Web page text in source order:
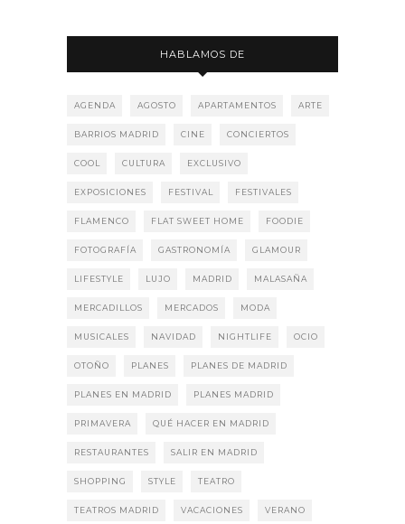
HABLAMOS DE
AGENDA AGOSTO APARTAMENTOS ARTE
BARRIOS MADRID CINE CONCIERTOS
COOL CULTURA EXCLUSIVO
EXPOSICIONES FESTIVAL FESTIVALES
FLAMENCO FLAT SWEET HOME FOODIE
FOTOGRAFÍA GASTRONOMÍA GLAMOUR
LIFESTYLE LUJO MADRID MALASAÑA
MERCADILLOS MERCADOS MODA
MUSICALES NAVIDAD NIGHTLIFE OCIO
OTOÑO PLANES PLANES DE MADRID
PLANES EN MADRID PLANES MADRID
PRIMAVERA QUÉ HACER EN MADRID
RESTAURANTES SALIR EN MADRID
SHOPPING STYLE TEATRO
TEATROS MADRID VACACIONES VERANO